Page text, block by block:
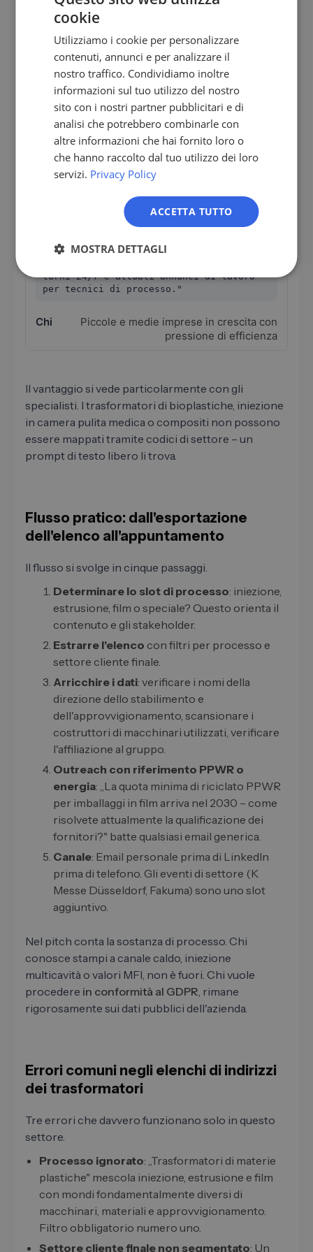
stabilimento in iniezione automotive
Riciclato o macinatura
„Trasformatori di film e
imballaggio con pressione di conformità
PPWR e strategia di riciclaggio attiva."
Produttori di film e imballaggio interessati dal
Software MES o audit energetico
turni 24/7 e attuali annunci di lavoro
per tecnici di processo."
Piccole e medie imprese in crescita con
pressione di efficienza
Il vantaggio si vede particolarmente con gli
specialisti. I trasformatori di bioplastiche, iniezione
in camera pulita medica o compositi non possono
essere mappati tramite codici di settore – un
prompt di testo libero li trova.
Flusso pratico: dall'esportazione
dell'elenco all'appuntamento
Il flusso si svolge in cinque passaggi.
Determinare lo slot di processo: iniezione,
estrusione, film o speciale? Questo orienta il
contenuto e gli stakeholder.
Estrarre l'elenco con filtri per processo e
settore cliente finale.
Arricchire i dati: verificare i nomi della
direzione dello stabilimento e
dell'approvvigionamento, scansionare i
costruttori di macchinari utilizzati, verificare
l'affiliazione al gruppo.
Outreach con riferimento PPWR o
energia: „La quota minima di riciclato PPWR
per imballaggi in film arriva nel 2030 – come
risolvete attualmente la qualificazione dei
fornitori?" batte qualsiasi email generica.
Canale: Email personale prima di LinkedIn
prima di telefono. Gli eventi di settore (K
Messe Düsseldorf, Fakuma) sono uno slot
aggiuntivo.
Nel pitch conta la sostanza di processo. Chi
conosce stampi a canale caldo, iniezione
multicavità o valori MFI, non è fuori. Chi vuole
procedere in conformità al GDPR, rimane
rigorosamente sui dati pubblici dell'azienda.
Errori comuni negli elenchi di indirizzi
dei trasformatori
Tre errori che davvero funzionano solo in questo
settore.
Processo ignorato: „Trasformatori di materie
plastiche" mescola iniezione, estrusione e film
con mondi fondamentalmente diversi di
macchinari, materiali e approvvigionamento.
Filtro obbligatorio numero uno.
Settore cliente finale non segmentato: Un
EN
FR
IT
NL
PL
cookie
Utilizziamo i cookie per personalizzare
contenuti, annunci e per analizzare il
nostro traffico. Condividiamo inoltre
informazioni sul tuo utilizzo del nostro
sito con i nostri partner pubblicitari e di
analisi che potrebbero combinarle con
altre informazioni che hai fornito loro o
che hanno raccolto dal tuo utilizzo dei loro
servizi. Privacy Policy
ACCETTA TUTTO
MOSTRA DETTAGLI